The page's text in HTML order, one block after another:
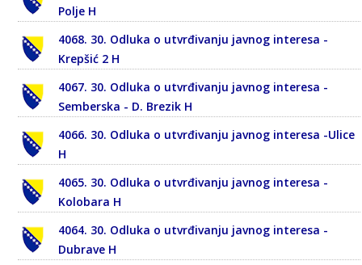
Polje H
4068. 30. Odluka o utvrđivanju javnog interesa -
Krepšić 2 H
4067. 30. Odluka o utvrđivanju javnog interesa -
Semberska - D. Brezik H
4066. 30. Odluka o utvrđivanju javnog interesa -Ulice
H
4065. 30. Odluka o utvrđivanju javnog interesa -
Kolobara H
4064. 30. Odluka o utvrđivanju javnog interesa -
Dubrave H